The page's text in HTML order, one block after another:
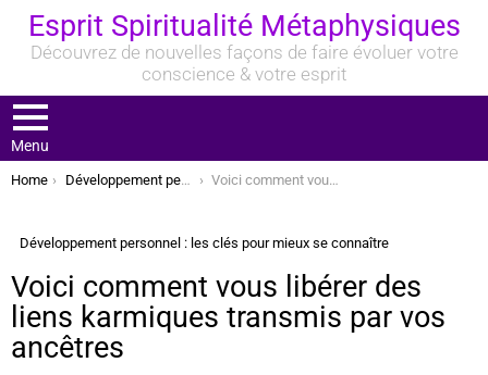
Esprit Spiritualité Métaphysiques
Découvrez de nouvelles façons de faire évoluer votre
conscience & votre esprit
Menu
You are here:
Home Développement personnel : les clés pour mieux se connaître Voici comment vous libérer des liens karmiques transmis par vos ancêtres
Développement personnel : les clés pour mieux se connaître
Voici comment vous libérer des
liens karmiques transmis par vos
ancêtres